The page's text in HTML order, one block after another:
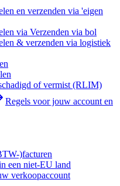
en verzenden via 'eigen
via Verzenden via bol
& verzenden via logistiek
of vermist (RLIM)
Regels voor jouw account en
)facturen
een niet-EU land
verkoopaccount